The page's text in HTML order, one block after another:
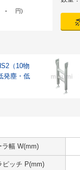
- 円)
（10物
発塵・低
ラ幅 W(mm)
ピッチ P(mm)